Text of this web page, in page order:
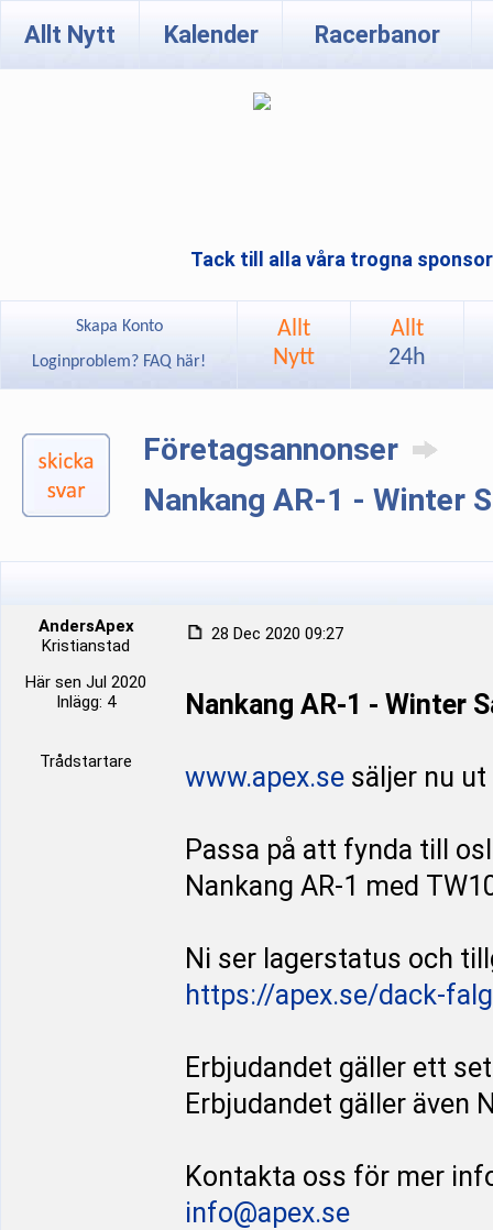
Allt Nytt Kalender Racerbanor
Tack till alla våra trogna
Skapa Konto
Loginproblem? FAQ här!
Allt
Nytt
Allt
24h
Företagsannonser
Nankang AR-1 - Winter
AndersApex
Kristianstad
Här sen Jul 2020
Inlägg: 4
Trådstartare
28 Dec 2020 09:27
Nankang AR-1 - Winter
www.apex.se säljer nu
Passa på att fynda till
Nankang AR-1 med
Ni ser lagerstatus och
https://apex.se/dack-
Erbjudandet gäller ett
Erbjudandet gäller även
Kontakta oss för mer
info@apex.se